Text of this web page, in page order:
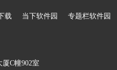
载 当下软件园 专题栏软件园
C幢902室